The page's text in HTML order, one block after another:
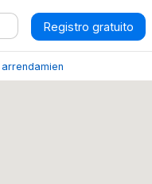
Registro gratuito
financiero